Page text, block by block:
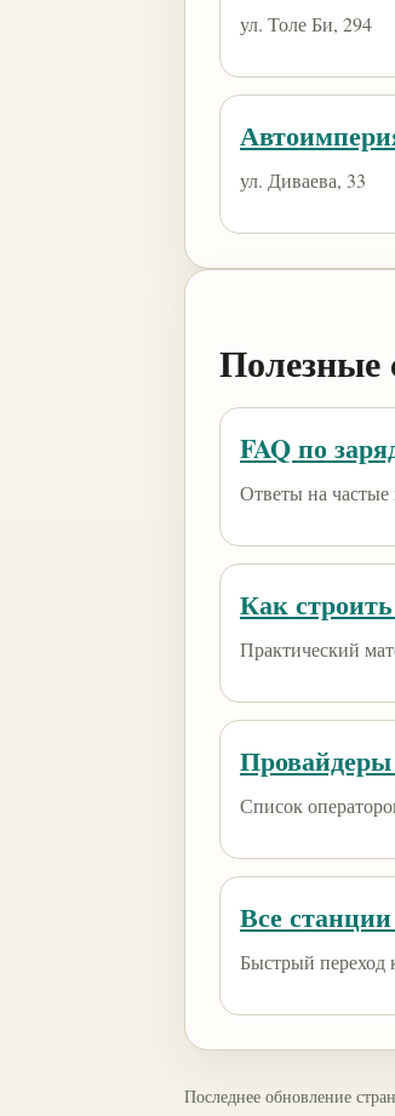
ул. Толе Би, 294
ул. Диваева, 33
Полезные
FAQ по
Ответы на частые
Как
Практический
Список
Все
Быстрый переход
Последнее обновление